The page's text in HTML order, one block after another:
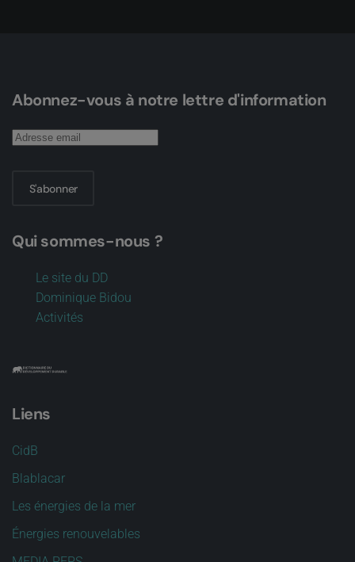
Abonnez-vous à notre lettre d'information
S'abonner
Qui sommes-nous ?
Le site du DD
Dominique Bidou
Activités
Liens
CidB
Blablacar
Les énergies de la mer
Énergies renouvelables